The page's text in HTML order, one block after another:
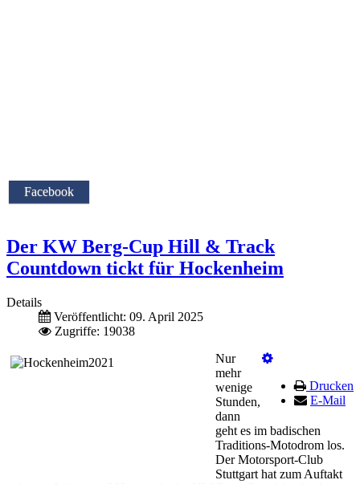
Facebook
Der KW Berg-Cup Hill & Track
Countdown tickt für Hockenheim
Details
Veröffentlicht: 09. April 2025
Zugriffe: 19038
Drucken
E-Mail
Nur
mehr
wenige
Stunden,
dann
geht es im badischen
Traditions-Motodrom los.
Der Motorsport-Club
Stuttgart hat zum Auftakt